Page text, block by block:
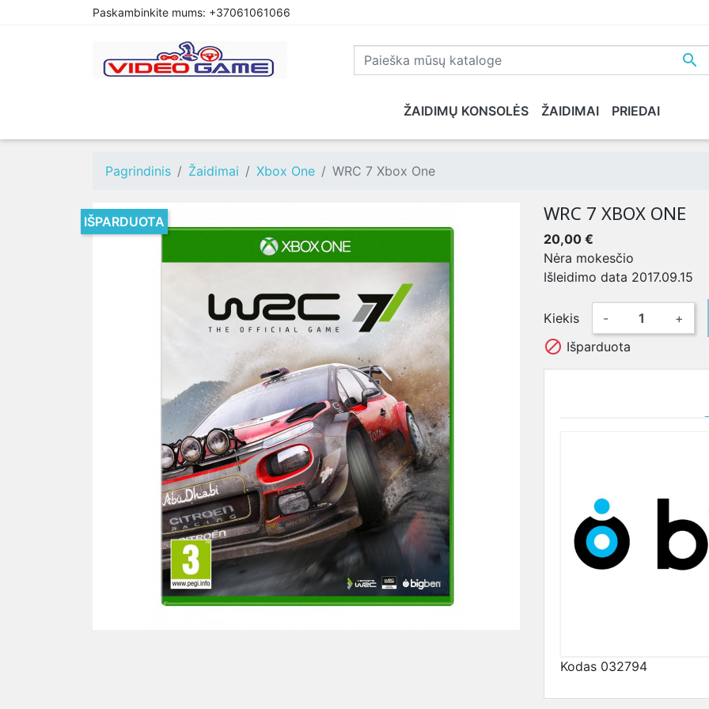
Paskambinkite mums: +37061061066

ŽAIDIMŲ KONSOLĖS ŽAIDIMAI
PREORDER PLAYSTATION 4 XBOX ONE PLAYSTATION 5 XBOX SERIES X NINTENDO
PRIEDAI
Pagrindinis Žaidimai Xbox One WRC 7 Xbox One
IŠPARDUOTA WRC 7 XBOX ONE
20,00 €
Nėra mokesčio
Išleidimo data 2017.09.15
Kiekis - +
 Išparduota
Kodas 032794